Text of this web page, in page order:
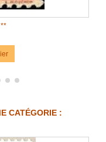
CATÉGORIE :